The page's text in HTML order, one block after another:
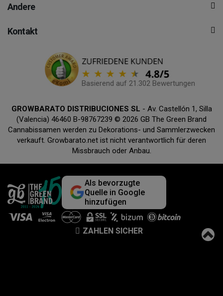
Andere
Kontakt
Basierend auf 21.302 Bewertungen
GROWBARATO DISTRIBUCIONES SL - Av. Castellón 1, Silla
(Valencia) 46460 B-98767239 © 2026 GB The Green Brand
Cannabissamen werden zu Dekorations- und Sammlerzwecken
verkauft. Growbarato.net ist nicht verantwortlich für deren
Missbrauch oder Anbau.
Als bevorzugte
Quelle in Google
hinzufügen
ZAHLEN SICHER